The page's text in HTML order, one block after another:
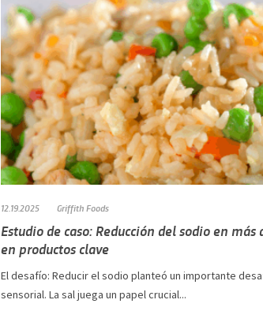
12.19.2025 Griffith Foods
Estudio de caso: Reducción del sodio en más
en productos clave
El desafío: Reducir el sodio planteó un importante
sensorial. La sal juega un papel crucial...